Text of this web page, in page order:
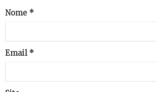
Nome *
Email *